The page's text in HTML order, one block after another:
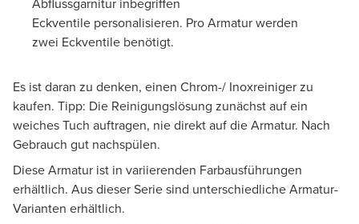
Eckventile personalisieren. Pro Armatur werden
zwei Eckventile benötigt.
Es ist daran zu denken, einen Chrom-/ Inoxreiniger zu
kaufen. Tipp: Die Reinigungslösung zunächst auf ein
weiches Tuch auftragen, nie direkt auf die Armatur. Nach
Gebrauch gut nachspülen.
Diese Armatur ist in variierenden Farbausführungen
erhältlich. Aus dieser Serie sind unterschiedliche Armatur-
Varianten erhältlich.